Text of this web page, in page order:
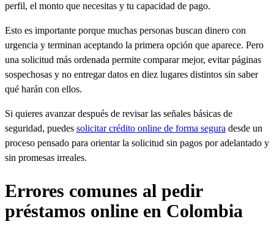
perfil, el monto que necesitas y tu capacidad de pago.
Esto es importante porque muchas personas buscan dinero con
urgencia y terminan aceptando la primera opción que aparece. Pero
una solicitud más ordenada permite comparar mejor, evitar páginas
sospechosas y no entregar datos en diez lugares distintos sin saber
qué harán con ellos.
Si quieres avanzar después de revisar las señales básicas de
seguridad, puedes solicitar crédito online de forma segura desde un
proceso pensado para orientar la solicitud sin pagos por adelantado y
sin promesas irreales.
Errores comunes al pedir
préstamos online en Colombia